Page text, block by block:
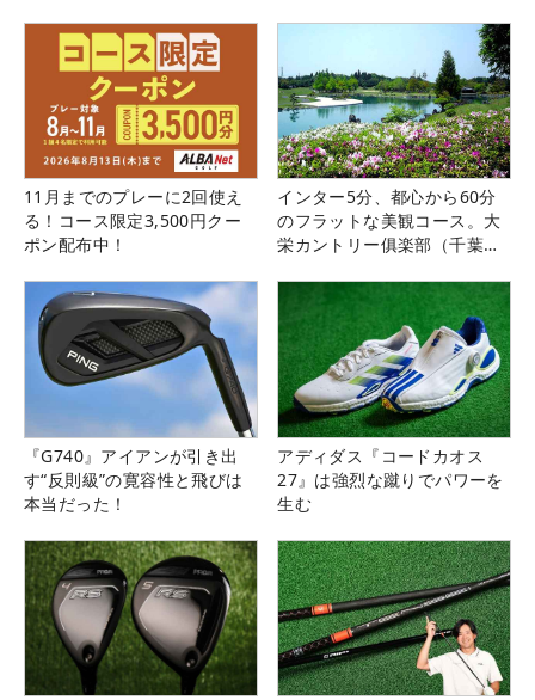
11月までのプレーに2回使え
る！コース限定3,500円クー
ポン配布中！
インター5分、都心から60分
のフラットな美観コース。大
栄カントリー俱楽部（千葉
『G740』アイアンが引き出
す“反則級”の寛容性と飛びは
本当だった！
アディダス『コードカオス
27』は強烈な蹴りでパワーを
生む